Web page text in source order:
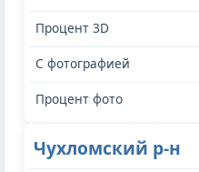
Чухломский р-н